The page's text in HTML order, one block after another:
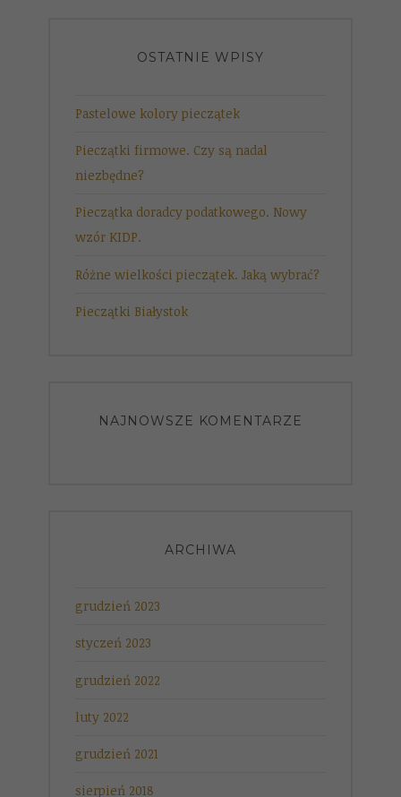
OSTATNIE WPISY
Pastelowe kolory pieczątek
Pieczątki firmowe. Czy są nadal
niezbędne?
Pieczątka doradcy podatkowego. Nowy
wzór KIDP.
Różne wielkości pieczątek. Jaką wybrać?
Pieczątki Białystok
NAJNOWSZE KOMENTARZE
ARCHIWA
grudzień 2023
styczeń 2023
grudzień 2022
luty 2022
grudzień 2021
sierpień 2018